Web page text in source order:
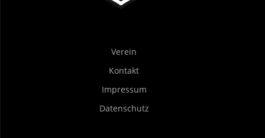
Verein
Kontakt
Impressum
Datenschutz